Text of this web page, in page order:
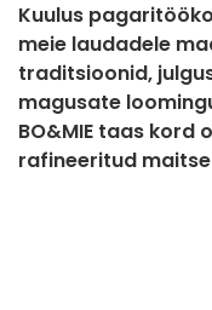
Kuulus
meie laudadele
traditsioonid,
magusate
BO&MIE taas
rafineeritud